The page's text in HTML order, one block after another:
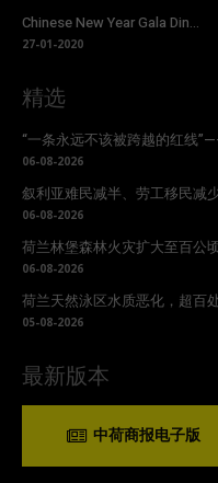
Chinese New Year Gala Din...
27-01-2020
精选
“一条永远不该被跨越的红线
06-08-2026
叙利亚难民减半、劳工移民减
06-08-2026
荷兰林堡森林火灾扩大至百公
06-08-2026
荷兰天然泳区水质恶化，超百
05-08-2026
最新版本
中荷商报电子版